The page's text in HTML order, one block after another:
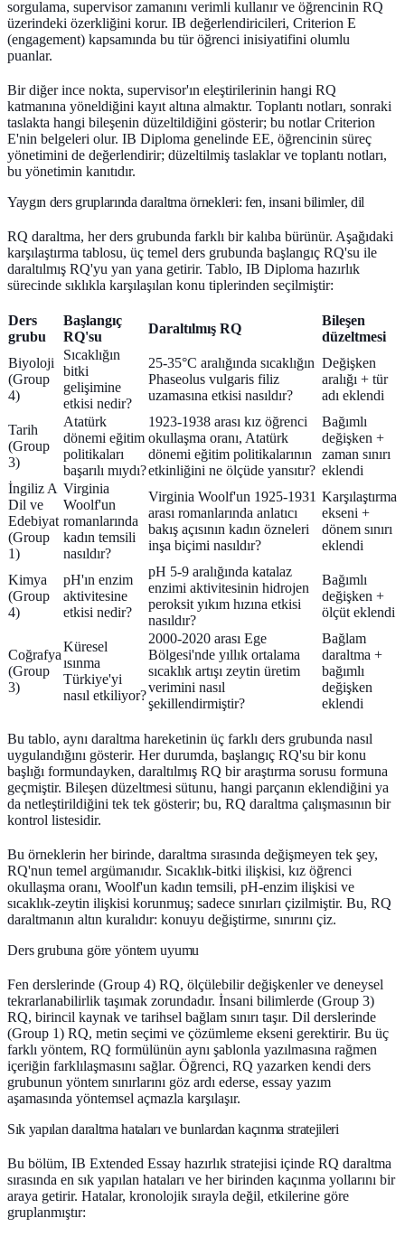
sorgulama, supervisor zamanını verimli kullanır ve öğrencinin RQ
üzerindeki özerkliğini korur. IB değerlendiricileri, Criterion E
(engagement) kapsamında bu tür öğrenci inisiyatifini olumlu
puanlar.
Bir diğer ince nokta, supervisor'ın eleştirilerinin hangi RQ
katmanına yöneldiğini kayıt altına almaktır. Toplantı notları, sonraki
taslakta hangi bileşenin düzeltildiğini gösterir; bu notlar Criterion
E'nin belgeleri olur. IB Diploma genelinde EE, öğrencinin süreç
yönetimini de değerlendirir; düzeltilmiş taslaklar ve toplantı notları,
bu yönetimin kanıtıdır.
Yaygın ders gruplarında daraltma örnekleri: fen, insani bilimler, dil
RQ daraltma, her ders grubunda farklı bir kalıba bürünür. Aşağıdaki
karşılaştırma tablosu, üç temel ders grubunda başlangıç RQ'su ile
daraltılmış RQ'yu yan yana getirir. Tablo, IB Diploma hazırlık
sürecinde sıklıkla karşılaşılan konu tiplerinden seçilmiştir:
Ders
grubu
Başlangıç
RQ'su
Daraltılmış RQ
Bileşen
düzeltmesi
Biyoloji
(Group
4)
Sıcaklığın
bitki
gelişimine
etkisi nedir?
25-35°C aralığında sıcaklığın
Phaseolus vulgaris filiz
uzamasına etkisi nasıldır?
Değişken
aralığı + tür
adı eklendi
Tarih
(Group
3)
Atatürk
dönemi eğitim
politikaları
başarılı mıydı?
1923-1938 arası kız öğrenci
okullaşma oranı, Atatürk
dönemi eğitim politikalarının
etkinliğini ne ölçüde yansıtır?
Bağımlı
değişken +
zaman sınırı
eklendi
İngiliz A
Dil ve
Edebiyat
(Group
1)
Virginia
Woolf'un
romanlarında
kadın temsili
nasıldır?
Virginia Woolf'un 1925-1931
arası romanlarında anlatıcı
bakış açısının kadın özneleri
inşa biçimi nasıldır?
Karşılaştırma
ekseni +
dönem sınırı
eklendi
Kimya
(Group
4)
pH'ın enzim
aktivitesine
etkisi nedir?
pH 5-9 aralığında katalaz
enzimi aktivitesinin hidrojen
peroksit yıkım hızına etkisi
nasıldır?
Bağımlı
değişken +
ölçüt eklendi
Coğrafya
(Group
3)
Küresel
ısınma
Türkiye'yi
nasıl etkiliyor?
2000-2020 arası Ege
Bölgesi'nde yıllık ortalama
sıcaklık artışı zeytin üretim
verimini nasıl
şekillendirmiştir?
Bağlam
daraltma +
bağımlı
değişken
eklendi
Bu tablo, aynı daraltma hareketinin üç farklı ders grubunda nasıl
uygulandığını gösterir. Her durumda, başlangıç RQ'su bir konu
başlığı formundayken, daraltılmış RQ bir araştırma sorusu formuna
geçmiştir. Bileşen düzeltmesi sütunu, hangi parçanın eklendiğini ya
da netleştirildiğini tek tek gösterir; bu, RQ daraltma çalışmasının bir
kontrol listesidir.
Bu örneklerin her birinde, daraltma sırasında değişmeyen tek şey,
RQ'nun temel argümanıdır. Sıcaklık-bitki ilişkisi, kız öğrenci
okullaşma oranı, Woolf'un kadın temsili, pH-enzim ilişkisi ve
sıcaklık-zeytin ilişkisi korunmuş; sadece sınırları çizilmiştir. Bu, RQ
daraltmanın altın kuralıdır: konuyu değiştirme, sınırını çiz.
Ders grubuna göre yöntem uyumu
Fen derslerinde (Group 4) RQ, ölçülebilir değişkenler ve deneysel
tekrarlanabilirlik taşımak zorundadır. İnsani bilimlerde (Group 3)
RQ, birincil kaynak ve tarihsel bağlam sınırı taşır. Dil derslerinde
(Group 1) RQ, metin seçimi ve çözümleme ekseni gerektirir. Bu üç
farklı yöntem, RQ formülünün aynı şablonla yazılmasına rağmen
içeriğin farklılaşmasını sağlar. Öğrenci, RQ yazarken kendi ders
grubunun yöntem sınırlarını göz ardı ederse, essay yazım
aşamasında yöntemsel açmazla karşılaşır.
Sık yapılan daraltma hataları ve bunlardan kaçınma stratejileri
Bu bölüm, IB Extended Essay hazırlık stratejisi içinde RQ daraltma
sırasında en sık yapılan hataları ve her birinden kaçınma yollarını bir
araya getirir. Hatalar, kronolojik sırayla değil, etkilerine göre
gruplanmıştır: